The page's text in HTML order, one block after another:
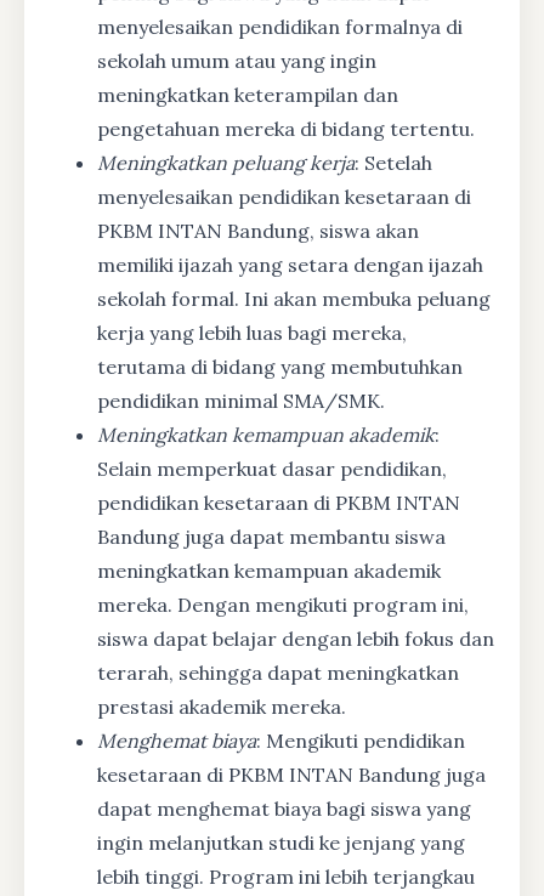
menyelesaikan pendidikan formalnya di
sekolah umum atau yang ingin
meningkatkan keterampilan dan
pengetahuan mereka di bidang tertentu.
Meningkatkan peluang kerja: Setelah
menyelesaikan pendidikan kesetaraan di
PKBM INTAN Bandung, siswa akan
memiliki ijazah yang setara dengan ijazah
sekolah formal. Ini akan membuka peluang
kerja yang lebih luas bagi mereka,
terutama di bidang yang membutuhkan
pendidikan minimal SMA/SMK.
Meningkatkan kemampuan akademik:
Selain memperkuat dasar pendidikan,
pendidikan kesetaraan di PKBM INTAN
Bandung juga dapat membantu siswa
meningkatkan kemampuan akademik
mereka. Dengan mengikuti program ini,
siswa dapat belajar dengan lebih fokus dan
terarah, sehingga dapat meningkatkan
prestasi akademik mereka.
Menghemat biaya: Mengikuti pendidikan
kesetaraan di PKBM INTAN Bandung juga
dapat menghemat biaya bagi siswa yang
ingin melanjutkan studi ke jenjang yang
lebih tinggi. Program ini lebih terjangkau